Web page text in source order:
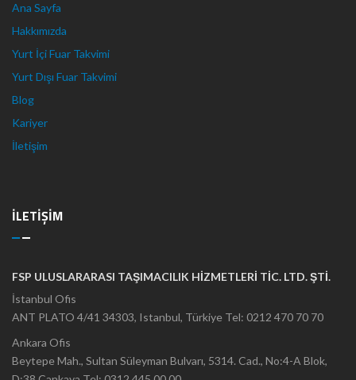
Ana Sayfa
Hakkımızda
Yurt İçi Fuar Takvimi
Yurt Dışı Fuar Takvimi
Blog
Kariyer
İletişim
ILETIŞIM
FSP ULUSLARARASI TAŞIMACILIK HİZMETLERİ TİC. LTD. ŞTİ.
İstanbul Ofis
ANT PLATO 4/41 34303, Istanbul, Türkiye Tel: 0212 470 70 70
Ankara Ofis
Beytepe Mah., Sultan Süleyman Bulvarı, 5314. Cad., No:4-A Blok,